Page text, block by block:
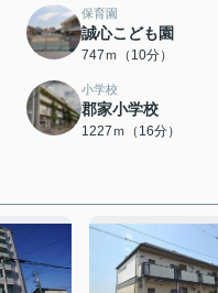
保育園
誠心こども園
747ｍ（10分）
小学校
郡家小学校
1227ｍ（16分）